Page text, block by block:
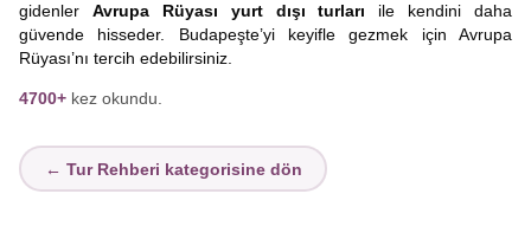
gidenler Avrupa Rüyası yurt dışı turları ile kendini daha
güvende hisseder. Budapeşte’yi keyifle gezmek için Avrupa
Rüyası’nı tercih edebilirsiniz.
4700+ kez okundu.
← Tur Rehberi kategorisine dön